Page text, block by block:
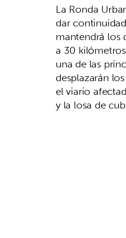
La Ronda
dar
mantendrá los
a 30
una de las
desplazarán
el viario
y la losa de